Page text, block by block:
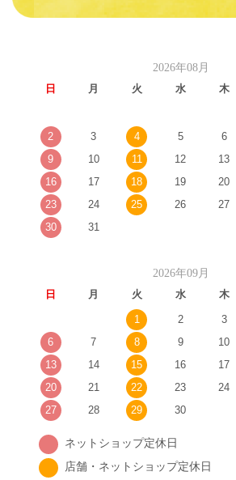
2026年08月
日
月 火 水 木
2
3 4 5 6
9
10 11 12 13
16
17 18 19 20
23
24 25 26 27
30
31
2026年09月
日
月 火 水 木
1 2 3
6
7 8 9 10
13
14 15 16 17
20
21 22 23 24
27
28 29 30
ネットショップ定休日
店舗・ネットショップ定休日